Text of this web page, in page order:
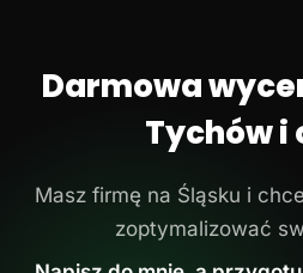
Darmowa
Tychów i
Masz firmę na Śląsku i
zoptymalizować